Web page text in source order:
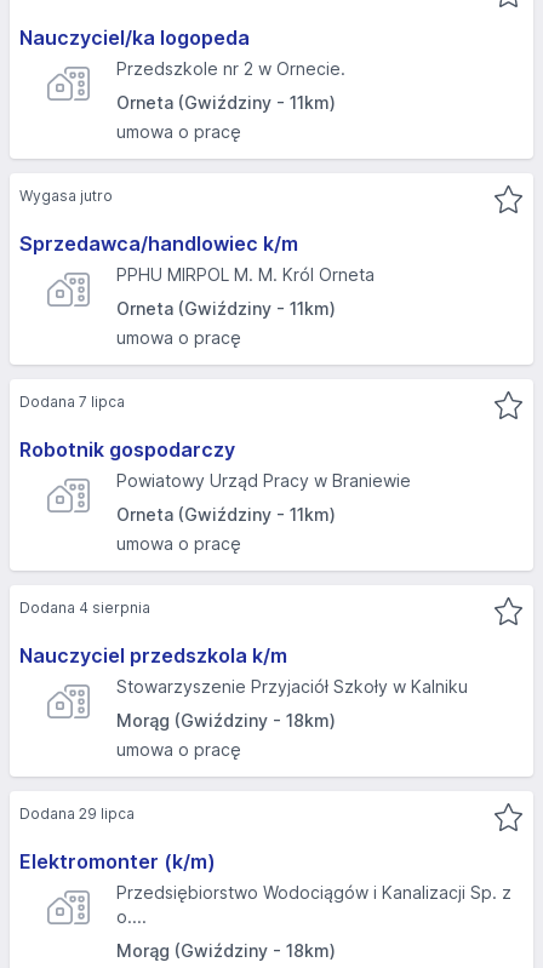
Nauczyciel/ka logopeda
Przedszkole nr 2 w Ornecie.
Orneta (Gwiździny - 11km)
umowa o pracę
Sprzedawca/handlowiec k/m
PPHU MIRPOL M. M. Król Orneta
Orneta (Gwiździny - 11km)
umowa o pracę
Wygasa jutro
Robotnik gospodarczy
Powiatowy Urząd Pracy w Braniewie
Orneta (Gwiździny - 11km)
umowa o pracę
Dodana 7 lipca
Nauczyciel przedszkola k/m
Stowarzyszenie Przyjaciół Szkoły w Kalniku
Morąg (Gwiździny - 18km)
umowa o pracę
Dodana 4 sierpnia
Elektromonter (k/m)
Przedsiębiorstwo Wodociągów i Kanalizacji Sp. z
o....
Morąg (Gwiździny - 18km)
Dodana 29 lipca